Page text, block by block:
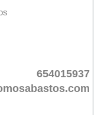
654015937